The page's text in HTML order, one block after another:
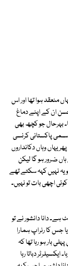
منعقد ہوا تھا اور اس
ان کے اپنے دماغ
بہرحال جو کچھ بھی
پاکستانی کرنسی
یہاں وہاں دکانداروں
ضرور ہو گا لیکن
یہ نہیں کہہ سکتے تھے
اچھی بات تو نہیں۔
دانا دانشور نے تو
جس کا رنراپ ہمارا
بار ہو رہا تھا کہ
دباتا رہا